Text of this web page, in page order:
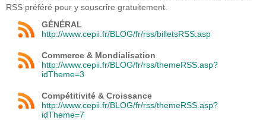
RSS préféré pour y souscrire gratuitement.
GÉNÉRAL
http://www.cepii.fr/BLOG/fr/rss/billetsRSS.asp
Commerce & Mondialisation
http://www.cepii.fr/BLOG/fr/rss/themeRSS.asp?
idTheme=3
Compétitivité & Croissance
http://www.cepii.fr/BLOG/fr/rss/themeRSS.asp?
idTheme=7